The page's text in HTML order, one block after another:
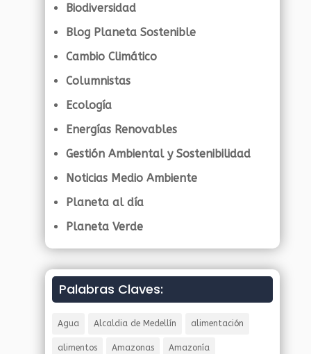
Biodiversidad
Blog Planeta Sostenible
Cambio Climático
Columnistas
Ecología
Energías Renovables
Gestión Ambiental y Sostenibilidad
Noticias Medio Ambiente
Planeta al día
Planeta Verde
Palabras Claves:
Agua Alcaldia de Medellín alimentación
alimentos Amazonas Amazonía